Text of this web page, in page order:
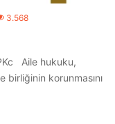
3.568
Aile hukuku,
birliğinin korunmasını